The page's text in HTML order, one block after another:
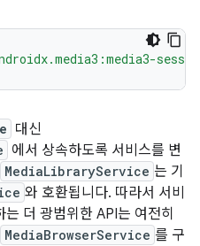
대신
에서 상속하도록 서비스를 변
MediaLibraryService 는 기
와 호환됩니다. 따라서 서비
더 광범위한 API는 여전히
MediaBrowserService 를 구